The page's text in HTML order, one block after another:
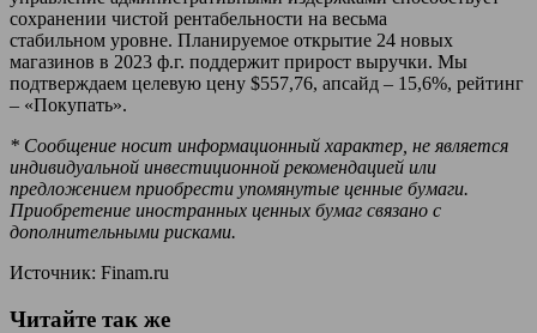
сохранении чистой рентабельности на весьма
стабильном уровне. Планируемое открытие 24 новых
магазинов в 2023 ф.г. поддержит прирост выручки. Мы
подтверждаем целевую цену $557,76, апсайд – 15,6%, рейтинг
– «Покупать».
* Сообщение носит информационный характер, не является
индивидуальной инвестиционной рекомендацией или
предложением приобрести упомянутые ценные бумаги.
Приобретение иностранных ценных бумаг связано с
дополнительными рисками.
Источник: Finam.ru
Читайте так же